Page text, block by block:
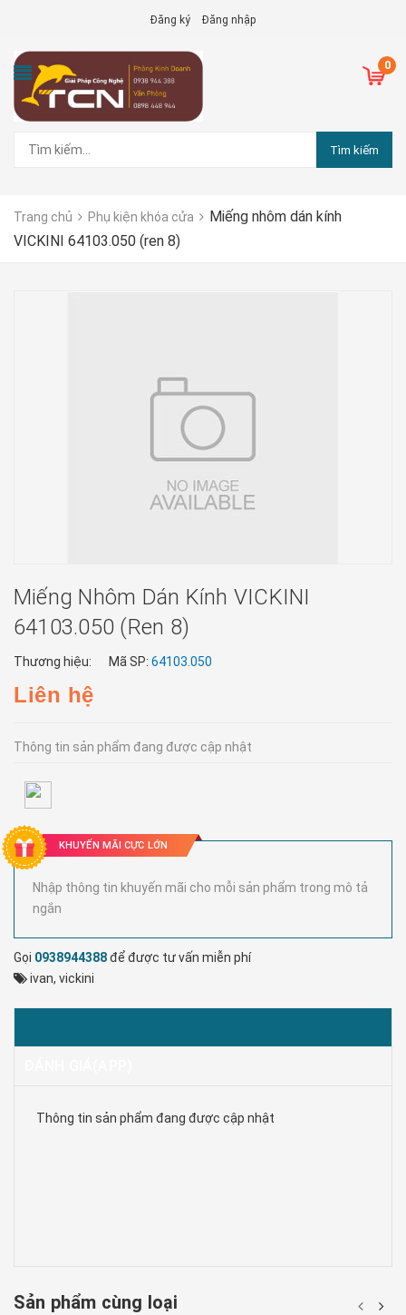
Đăng ký Đăng nhập
0
Tìm kiếm
Trang chủ Phụ kiện khóa cửa
Miếng nhôm dán kính
VICKINI 64103.050 (ren 8)
Miếng Nhôm Dán Kính VICKINI
64103.050 (ren 8)
Thương hiệu: Mã SP: 64103.050
Liên hệ
Thông tin sản phẩm đang được cập nhật
KHUYẾN MÃI CỰC LỚN
Nhập thông tin khuyến mãi cho mỗi sản phẩm trong mô tả
ngắn
Gọi 0938944388để được tư vấn miễn phí
ivan, vickini
Thông tin sản phẩm đang được cập nhật
Sản phẩm cùng loại